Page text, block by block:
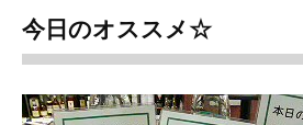
今日のオススメ☆